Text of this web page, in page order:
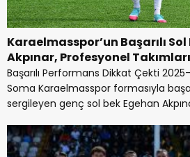
Karaelmasspor’un Başarılı
Akpınar, Profesyonel
Başarılı Performans Dikkat Çekti
Soma Karaelmasspor formasıyla
sergileyen genç sol bek Egehan